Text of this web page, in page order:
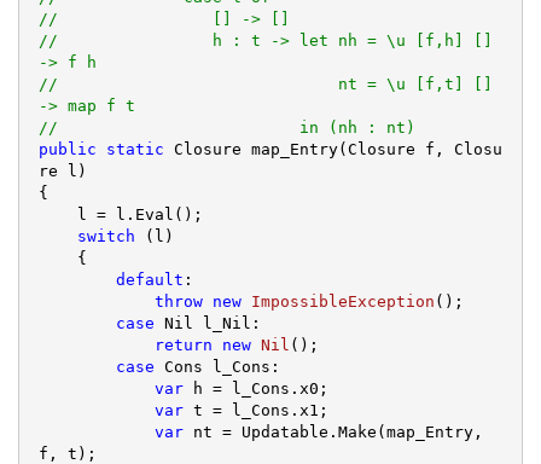
//                [] -> []
//                h : t -> let nh = \u [f,h] []
-> f h
//                             nt = \u [f,t] []
-> map f t
//                         in (nh : nt)
public
static Closure map_Entry(Closure f, Closu
re l)
{
switch (l)
default :
throw new ImpossibleException ();
case Nil l_Nil:
return
new Nil ();
case Cons l_Cons:
var h = l_Cons.x0;
var t = l_Cons.x1;
var nt = Updatable.Make(map_Entry,
f, t);